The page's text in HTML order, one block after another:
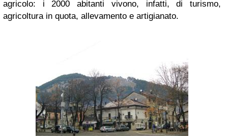
agricolo: i 2000 abitanti vivono, infatti, di turismo,
agricoltura in quota, allevamento e artigianato.